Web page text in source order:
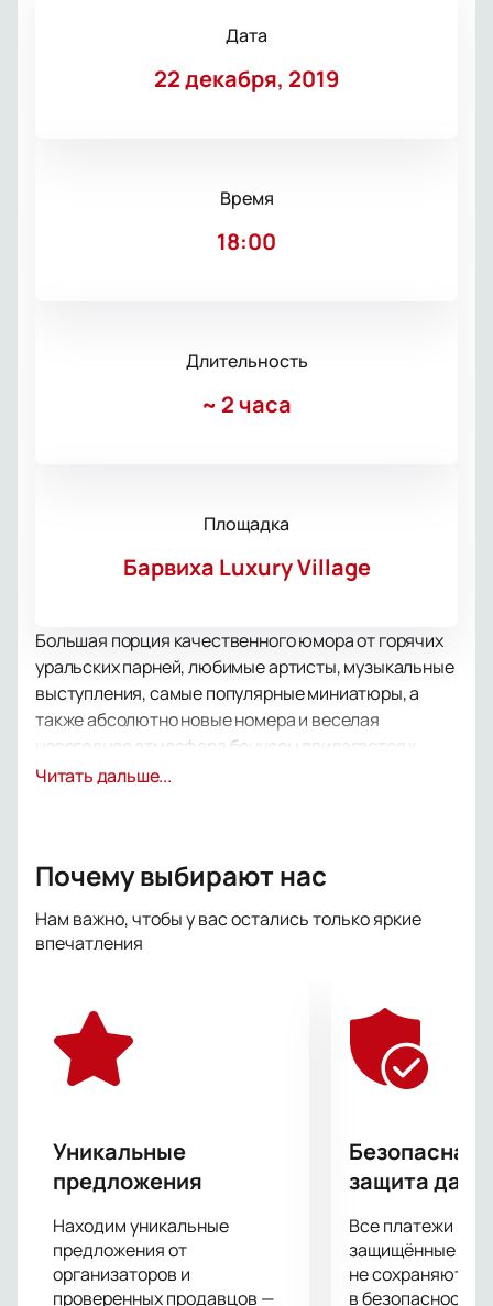
Дата
22 декабря, 2019
Время
18:00
Длительность
~ 2 часа
Площадка
Барвиха Luxury Village
Большая порция качественного юмора от горячих
уральских парней, любимые артисты, музыкальные
выступления, самые популярные миниатюры, а
также абсолютно новые номера и веселая
новогодняя атмосфера бонусом прилагается к
каждому билету!
Читать дальше...
Почему выбирают нас
Нам важно, чтобы у вас остались только яркие
впечатления
Уникальные
предложения
Находим уникальные
предложения от
организаторов и
проверенных продавцов —
Безопасная
защита
Все платежи
защищённые
не сохраняются
в безопасности.